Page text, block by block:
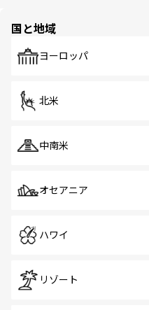
で、ホーカーズは
国と地域
ヨーロッパ
北米
中南米
オセアニア
ハワイ
リゾート